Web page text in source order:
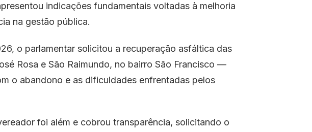
indicações fundamentais voltadas à melhoria
na gestão pública.
o parlamentar solicitou a recuperação asfáltica das
Rosa e São Raimundo, no bairro São Francisco —
o abandono e as dificuldades enfrentadas pelos
foi além e cobrou transparência, solicitando o